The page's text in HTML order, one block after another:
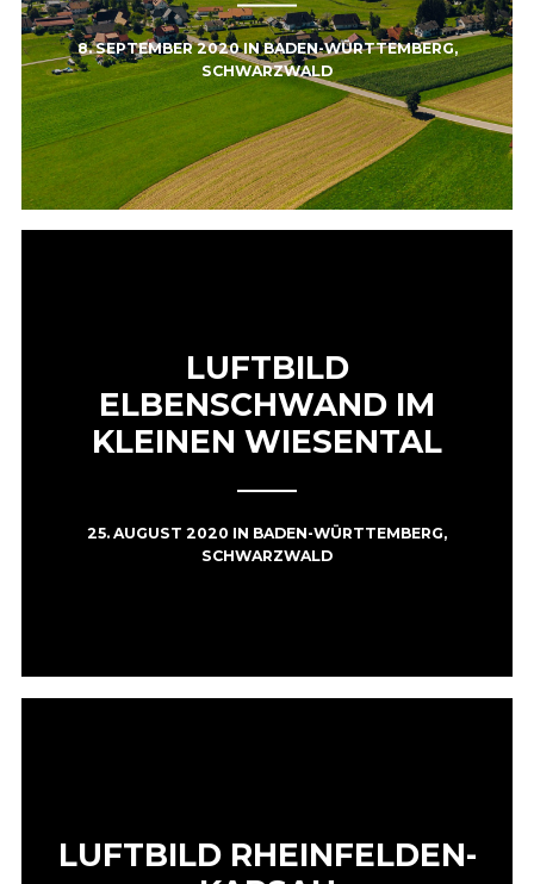
8. SEPTEMBER 2020INBADEN-WÜRTTEMBERG,
SCHWARZWALD
LUFTBILD
ELBENSCHWAND IM
KLEINEN WIESENTAL
25. AUGUST 2020 IN BADEN-WÜRTTEMBERG,
SCHWARZWALD
LUFTBILD RHEINFELDEN-